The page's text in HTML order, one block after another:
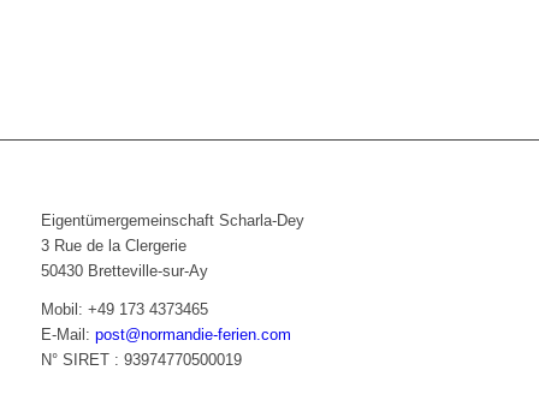
Eigentümergemeinschaft Scharla-Dey
3 Rue de la Clergerie
50430 Bretteville-sur-Ay
Mobil: +49 173 4373465
E-Mail: post@normandie-ferien.com
N° SIRET : 93974770500019